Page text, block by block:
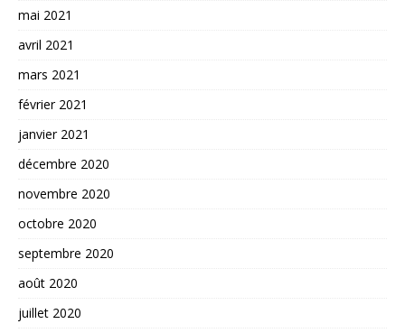
mai 2021
avril 2021
mars 2021
février 2021
janvier 2021
décembre 2020
novembre 2020
octobre 2020
septembre 2020
août 2020
juillet 2020